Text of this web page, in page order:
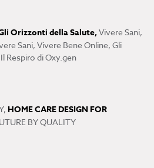
Orizzonti della Salute,Vivere Sani,
Sani, Vivere Bene Online, Gli
Il Respiro di Oxy.gen
, HOME CARE DESIGN FOR
BY QUALITY